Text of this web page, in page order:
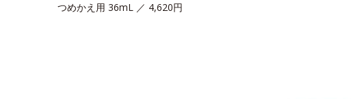
つめかえ用 36mL ／ 4,620円